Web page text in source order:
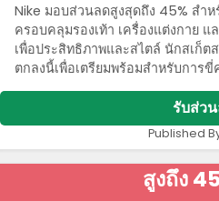
Nike มอบส่วนลดสูงสุดถึง 45% สําห
ครอบคลุมรองเท้า เครื่องแต่งกาย
เพื่อประสิทธิภาพและสไตล์ นักสเก็
ตกลงนี้เพื่อเตรียมพร้อมสําหรับการขี่
รับส่ว
Published
สูงถึง